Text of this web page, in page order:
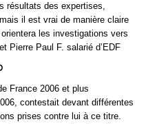
résultats des expertises,
il est vrai de manière claire
les investigations vers
Pierre Paul F. salarié d’EDF
France 2006 et plus
contestait devant différentes
prises contre lui à ce titre.